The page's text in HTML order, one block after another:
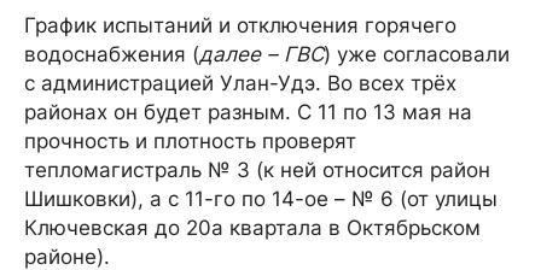
График испытаний и отключения горячего
водоснабжения (далее – ГВС) уже согласовали
с администрацией Улан-Удэ. Во всех трёх
районах он будет разным. С 11 по 13 мая на
прочность и плотность проверят
тепломагистраль № 3 (к ней относится район
Шишковки), а с 11-го по 14-ое – № 6 (от улицы
Ключевская до 20а квартала в Октябрьском
районе).